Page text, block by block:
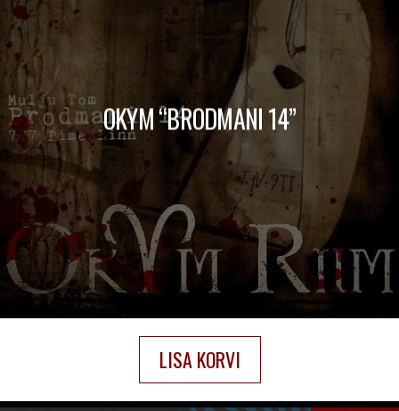
OKYM “BRODMANI 14”
LISA KORVI